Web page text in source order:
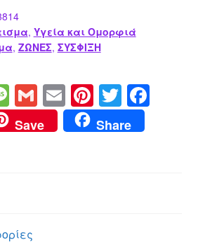
, Υγεία και Ομορφιά
, ΖΩΝΕΣ, ΣΥΣΦΙΞΗ
M
e
ss
G
m
ail
E
m
ail
Pi
nt
er
T
wi
tt
F
Save Share